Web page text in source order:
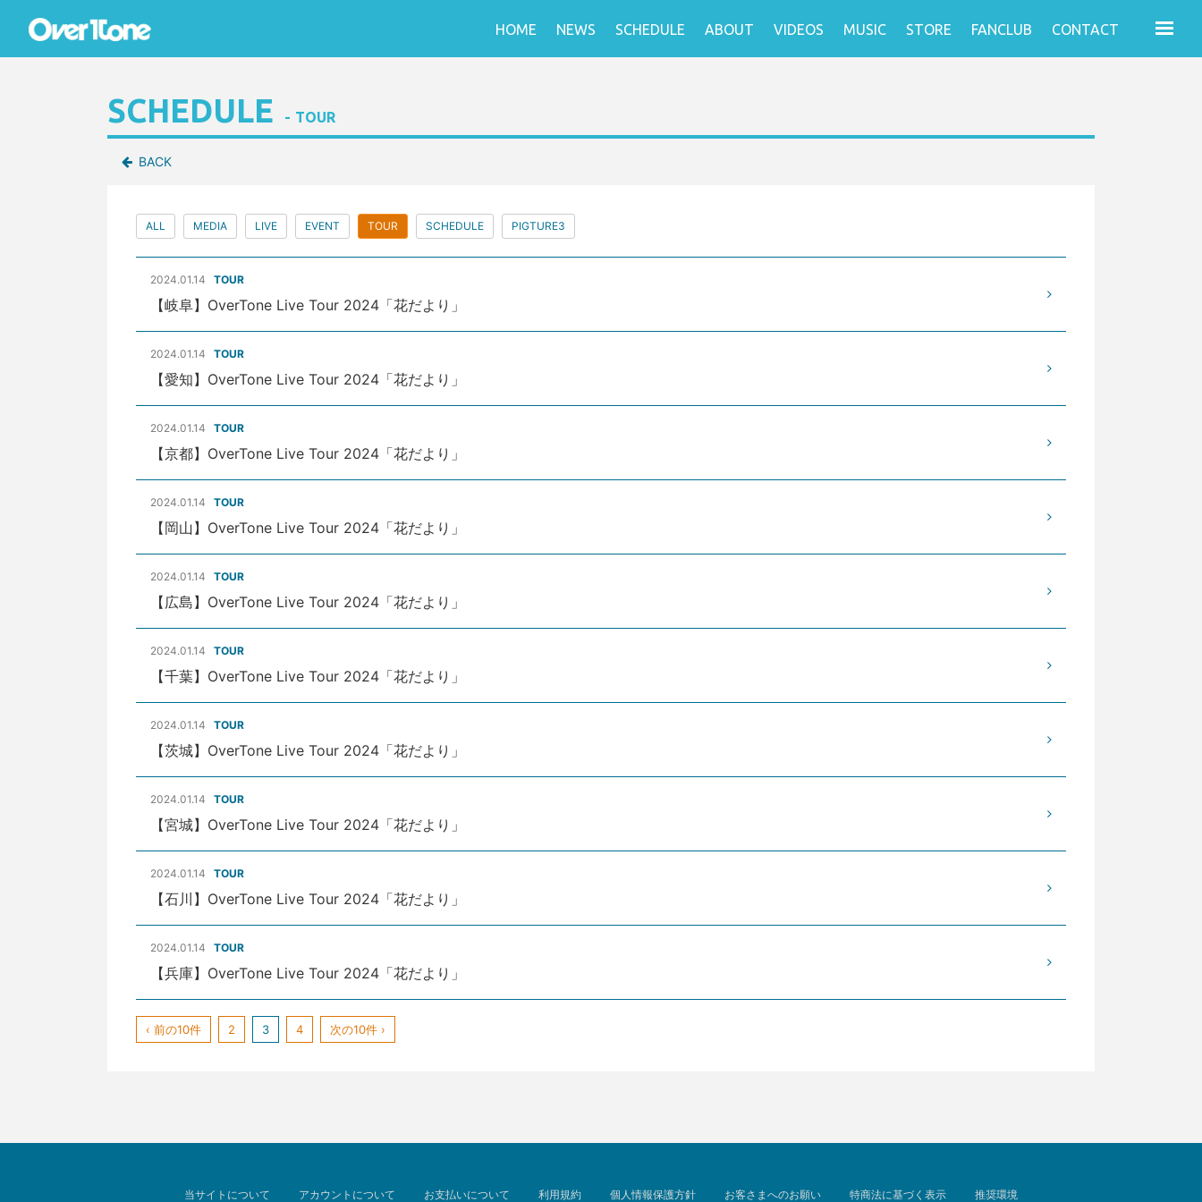
HOME NEWS SCHEDULE ABOUT VIDEOS MUSIC STORE FANCLUB CONTACT
SCHEDULE TOUR
BACK
ALL MEDIA LIVE EVENT TOUR SCHEDULE PIGTURE3
2024.01.14 TOUR
【岐阜】OverTone Live Tour 2024「花だより」
2024.01.14 TOUR
【愛知】OverTone Live Tour 2024「花だより」
2024.01.14 TOUR
【京都】OverTone Live Tour 2024「花だより」
2024.01.14 TOUR
【岡山】OverTone Live Tour 2024「花だより」
2024.01.14 TOUR
【広島】OverTone Live Tour 2024「花だより」
2024.01.14 TOUR
【千葉】OverTone Live Tour 2024「花だより」
2024.01.14 TOUR
【茨城】OverTone Live Tour 2024「花だより」
2024.01.14 TOUR
【宮城】OverTone Live Tour 2024「花だより」
2024.01.14 TOUR
【石川】OverTone Live Tour 2024「花だより」
2024.01.14 TOUR
【兵庫】OverTone Live Tour 2024「花だより」
‹ 前の10件 2 3 4 次の10件 ›
当サイトについて アカウントについて お支払いについて 利用規約 個人情報保護方針 お客さまへのお願い 特商法に基づく表示 推奨環境